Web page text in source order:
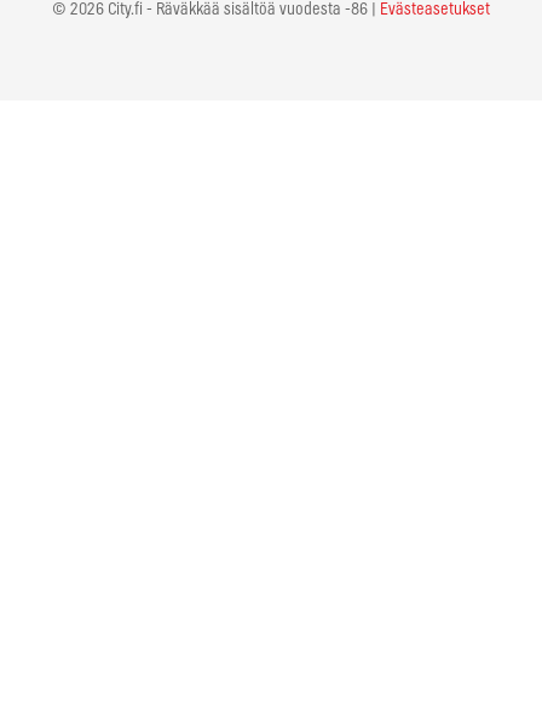
© 2026 City.fi - Räväkkää sisältöä vuodesta -86 | Evästeasetukset